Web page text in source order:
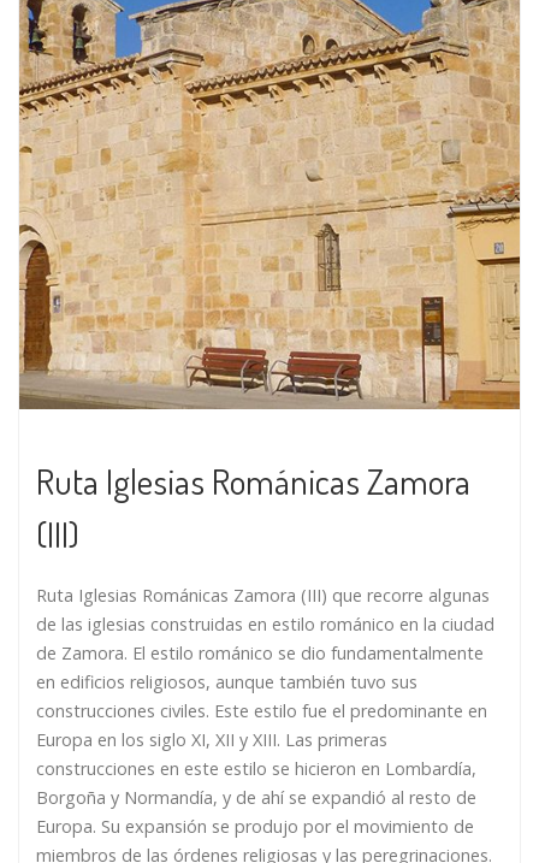
Ruta Iglesias Románicas Zamora
(III)
Ruta Iglesias Románicas Zamora (III) que recorre algunas
de las iglesias construidas en estilo románico en la ciudad
de Zamora. El estilo románico se dio fundamentalmente
en edificios religiosos, aunque también tuvo sus
construcciones civiles. Este estilo fue el predominante en
Europa en los siglo XI, XII y XIII. Las primeras
construcciones en este estilo se hicieron en Lombardía,
Borgoña y Normandía, y de ahí se expandió al resto de
Europa. Su expansión se produjo por el movimiento de
miembros de las órdenes religiosas y las peregrinaciones.